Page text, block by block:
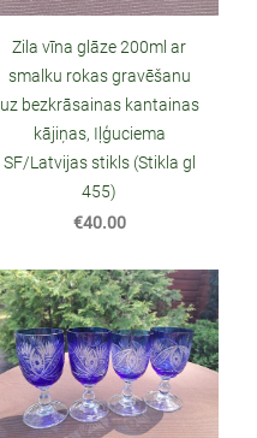
Zila vīna glāze 200ml ar
smalku rokas gravēšanu
uz bezkrāsainas kantainas
kājiņas, Iļģuciema
SF/Latvijas stikls (Stikla gl
455)
€40.00